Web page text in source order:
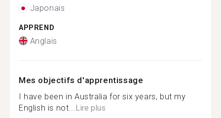
Japonais
APPREND
Anglais
Mes objectifs d'apprentissage
I have been in Australia for six years, but my
English is not... Lire plus